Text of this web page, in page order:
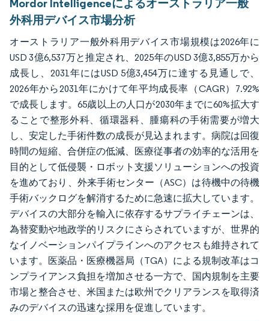
Mordor Intelligenceによるオーストラリア一般
外科用デバイス市場分析
オーストラリア一般外科用デバイス市場規模は2026年に
USD 3億6,537万と推定され、2025年のUSD 3億3,855万から
成長し、2031年にはUSD 5億3,454万に達する見通しで、
2026年から2031年にかけて年平均成長率（CAGR）7.92%
で成長します。65歳以上の人口が2030年までに60%拡大す
ることで整形外科、循環器科、腫瘍科の手術需要が増大
し、安定した手術件数の成長が見込まれます。病院は回復
時間の短縮、合併症の低減、医療従事者の効率的な活用を
目的として低侵襲・ロボット支援ソリューションへの投資
を進めており、外来手術センター（ASC）は待機中の待機
手術バックログを解消するために急速に拡大しています。
デバイスの大部分を輸入に依存するサプライチェーンは、
為替変動や地政学的リスクにさらされていますが、世界的
なイノベーションパイプラインへのアクセスも維持されて
います。医薬品・医療機器局（TGA）による規制改革はコ
ンプライアンス負担を増加させる一方で、国内規制を主要
市場と整合させ、米国または欧州でクリアランスを取得済
みのデバイスの迅速な採用を促進しています。